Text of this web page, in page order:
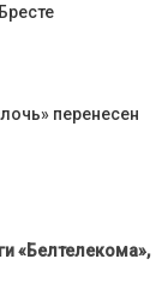
перенесен
«Белтелекома»,